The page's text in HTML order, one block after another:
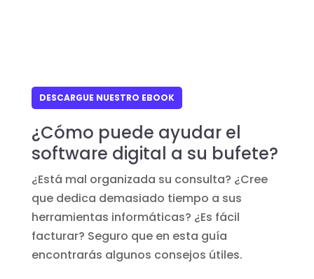
DESCARGUE NUESTRO EBOOK
¿Cómo puede ayudar el
software digital a su bufete?
¿Está mal organizada su consulta? ¿Cree
que dedica demasiado tiempo a sus
herramientas informáticas? ¿Es fácil
facturar? Seguro que en esta guía
encontrarás algunos consejos útiles.